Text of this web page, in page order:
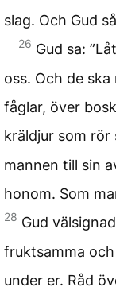
slag. Och Gud
26 Gud sa:
oss. Och de
fåglar, över
kräldjur som rör
mannen till sin
honom. Som
28 Gud
fruktsamma
under er. Råd